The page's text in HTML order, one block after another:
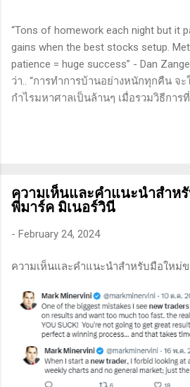
“Tons of homework each night but it
gains when the best stocks setup.
patience = huge success” - Dan
ว่า.. “การทำการบ้านอย่างหนักทุกคืน จ
กำไรมหาศาลเป็นล้านๆ เมื่อรวมวิธีการ
ในอนาคต การลงรายละเอียดในการวิเ
สามารถเข้าใจตลาดและรู้จักจังหวะที่เห
วิธีการที่พิสูจน์แล้วว่าทำเงินได้จริงและท
การมีระบบหรือกลยุทธ์ที่ชัดเจนในการเ
ใช้ได้เมื่อตลาดมีการเปลี่ยนแปลง . - คว
อดทนช่วยให้คุณสามารถทนต่อความผัน
จังหวะที่ดี...
ความเห็นและคำแนะนำสำห
พี่มาร์ค มิเนอร์วินี
- February 24, 2024
ความเห็นและคำแนะนำสำหรับมือใหม่